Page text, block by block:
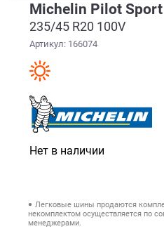
Michelin Pilot
235/45 R20 100V
Артикул: 166074
Нет в наличии
Легковые шины продаются
некомплектом осуществляется по
менеджерами.